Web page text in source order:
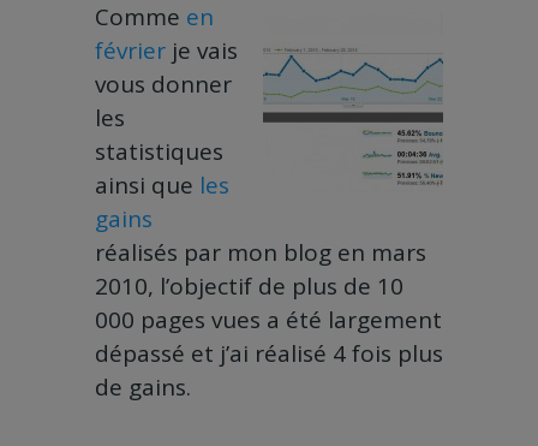
Comme en
février je vais
vous donner
les
statistiques
ainsi que les
gains
réalisés par mon blog en mars
2010, l’objectif de plus de 10
000 pages vues a été largement
dépassé et j’ai réalisé 4 fois plus
de gains.